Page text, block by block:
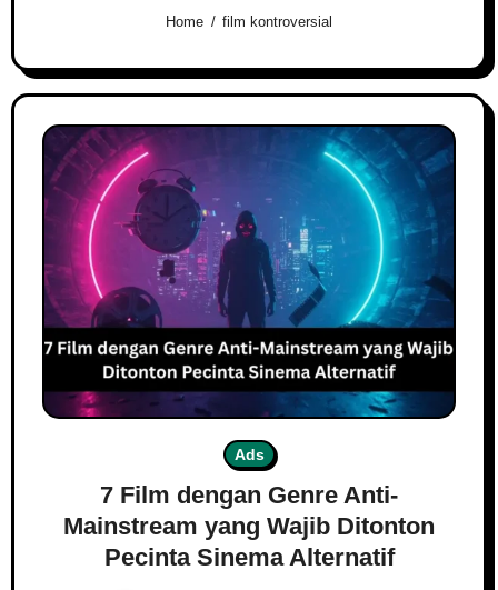
Home film kontroversial
Ads
7 Film dengan Genre Anti-
Mainstream yang Wajib Ditonton
Pecinta Sinema Alternatif